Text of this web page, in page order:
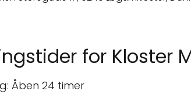
for Kloster
Åben 24 timer